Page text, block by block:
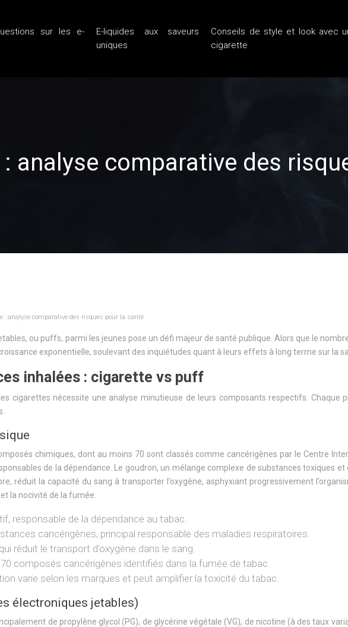
sur les e-
E-liquides aux saveurs
uniques
Conseils de style et look avec
cigarette
analyse comparative des
: analyse comparative des risques pour la santé
ou puffs, parmi les jeunes pose un défi majeur de santé publique. Alors que le
exponentielle, soulevant des inquiétudes quant à leurs effets à long terme sur la
inhalées : cigarette vs puff
cigarettes nécessite une analyse minutieuse de leurs composants respectifs. Chaque
chimiques, dont au moins 70 sont classés comme cancérigènes par le Centre
de la dépendance. Le goudron, un mélange complexe de substances toxiques
réduit la capacité du sang à transporter l’oxygène, asphyxiant progressivement
la nocivité de la fumée.
responsable de la dépendance au tabac.
cancérigènes, principal responsable des maladies respiratoires.
réduit le transport d’oxygène dans le sang.
composés cancérigènes identifiés dans la fumée de tabac.
varie selon les marques et peut amplifier la toxicité du tabac.
électroniques jetables)
de propylène glycol (PG), de glycérine végétale (VG), de nicotine (à des taux